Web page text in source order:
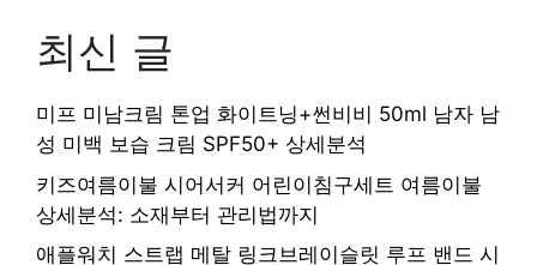
최신 글
미프 미남크림 톤업 화이트닝+썬비비 50ml 남자 남
성 미백 보습 크림 SPF50+ 상세분석
키즈여름이불 시어서커 어린이침구세트 여름이불
상세분석: 소재부터 관리법까지
애플워치 스트랩 메탈 링크브레이슬릿 루프 밴드 시